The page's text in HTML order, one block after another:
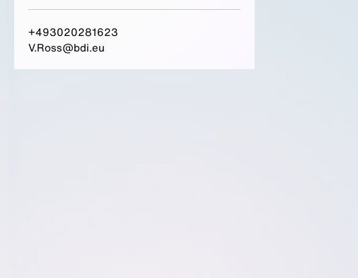
+493020281623
V.Ross@bdi.eu